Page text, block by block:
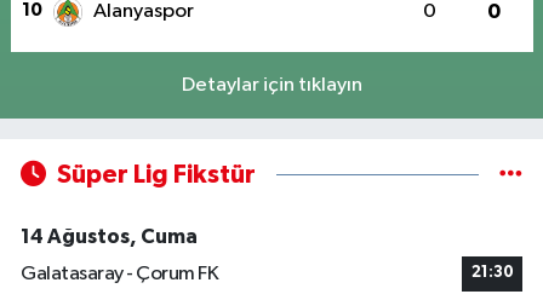
10 Alanyaspor 0 0
Detaylar için tıklayın
Süper Lig Fikstür
14 Ağustos, Cuma
Galatasaray - Çorum FK
21:30